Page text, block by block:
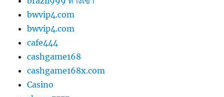
bwvip4.com
bwvip4.com
cafe444
cashgame168
cashgame168x.com
Casino